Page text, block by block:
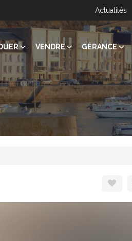
Actualités
VENDRE GÉRANCE